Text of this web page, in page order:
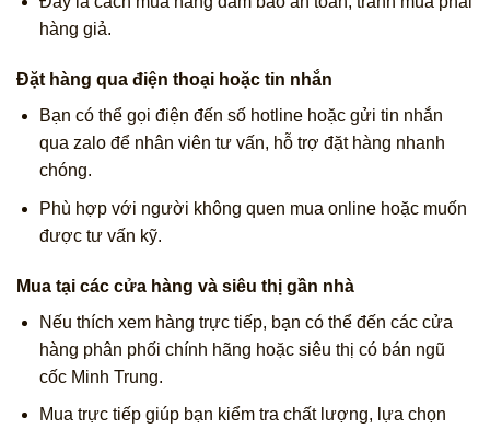
hàng giả.
Đặt hàng qua điện thoại hoặc tin nhắn
Bạn có thể gọi điện đến số hotline hoặc gửi tin nhắn
qua zalo để nhân viên tư vấn, hỗ trợ đặt hàng nhanh
chóng.
Phù hợp với người không quen mua online hoặc muốn
được tư vấn kỹ.
Mua tại các cửa hàng và siêu thị gần nhà
Nếu thích xem hàng trực tiếp, bạn có thể đến các cửa
hàng phân phối chính hãng hoặc siêu thị có bán ngũ
cốc Minh Trung.
Mua trực tiếp giúp bạn kiểm tra chất lượng, lựa chọn